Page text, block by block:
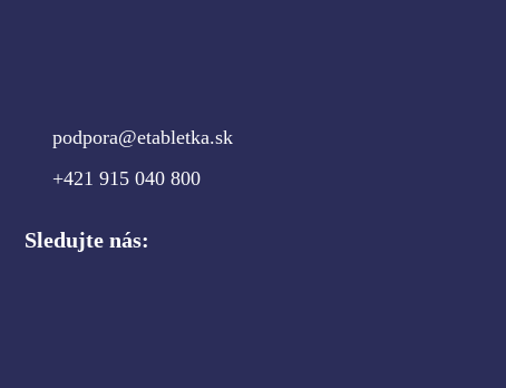
podpora@etabletka.sk
+421 915 040 800
Sledujte nás: